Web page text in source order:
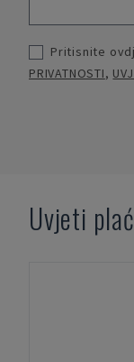
Pritisnite
PRIVATNOSTI,
Uvjeti